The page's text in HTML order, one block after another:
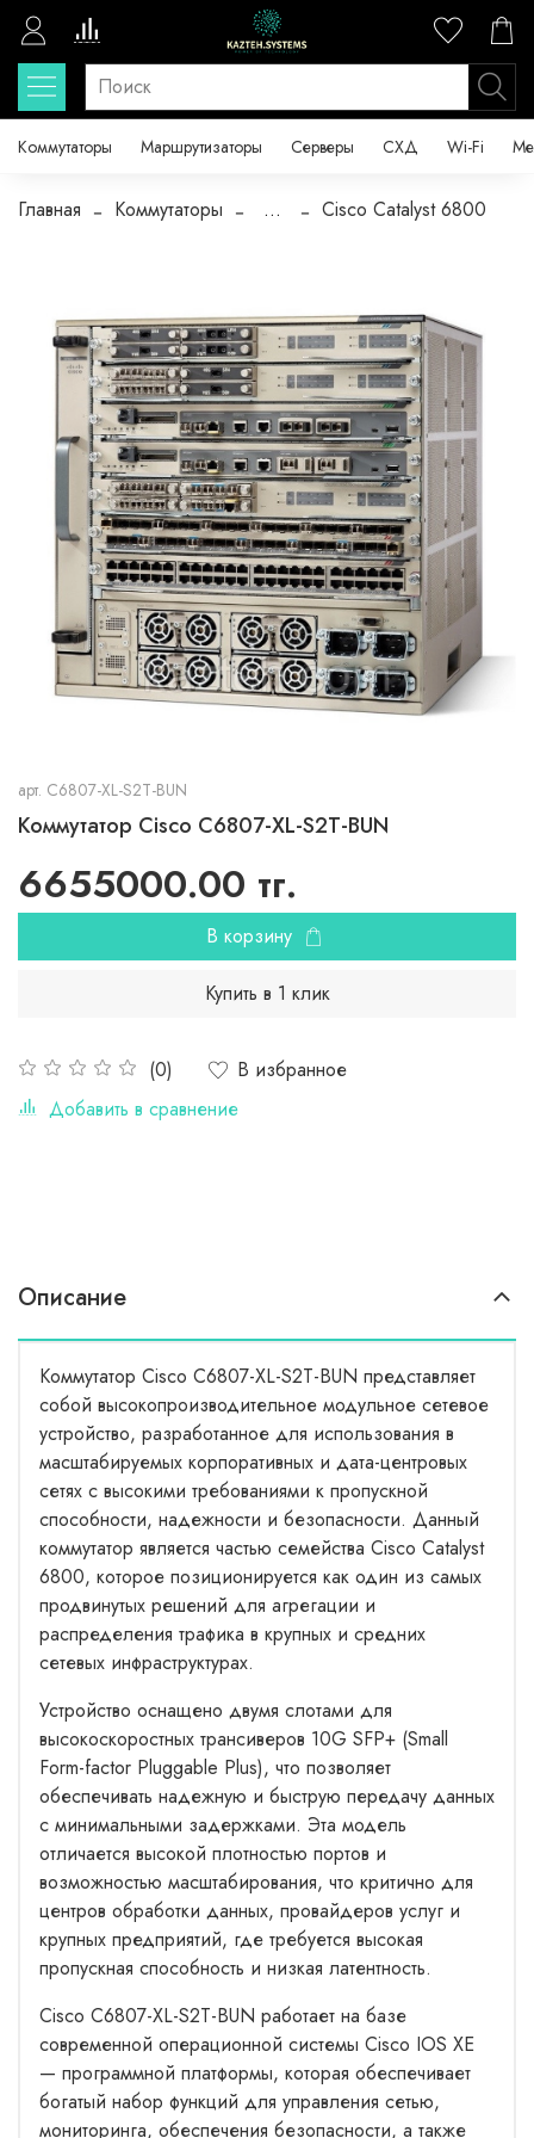
Коммутаторы Маршрутизаторы Серверы СХД Wi-Fi
Главная Коммутаторы ... Cisco Catalyst 6800
арт. C6807-XL-S2T-BUN
Коммутатор Cisco C6807-XL-S2T-BUN
(0)
В избранное
Добавить в сравнение
6655000.00 тг.
В корзину
Купить в 1 клик
Описание
Коммутатор Cisco C6807-XL-S2T-BUN представляет
собой высокопроизводительное модульное сетевое
устройство, разработанное для использования в
масштабируемых корпоративных и дата-центровых
сетях с высокими требованиями к пропускной
способности, надежности и безопасности. Данный
коммутатор является частью семейства Cisco Catalyst
6800, которое позиционируется как один из самых
продвинутых решений для агрегации и
распределения трафика в крупных и средних
сетевых инфраструктурах.
Устройство оснащено двумя слотами для
высокоскоростных трансиверов 10G SFP+ (Small
Form-factor Pluggable Plus), что позволяет
обеспечивать надежную и быструю передачу данных
с минимальными задержками. Эта модель
отличается высокой плотностью портов и
возможностью масштабирования, что критично для
центров обработки данных, провайдеров услуг и
крупных предприятий, где требуется высокая
пропускная способность и низкая латентность.
Cisco C6807-XL-S2T-BUN работает на базе
современной операционной системы Cisco IOS XE
— программной платформы, которая обеспечивает
богатый набор функций для управления сетью,
мониторинга, обеспечения безопасности, а также